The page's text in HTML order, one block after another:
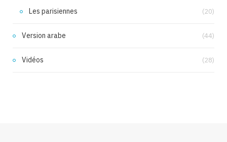
Les parisiennes (20)
Version arabe (44)
Vidéos (28)